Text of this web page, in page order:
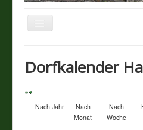
Navigation
Dorfkalender
Nach Jahr
Nach
Monat
Nach
Woche